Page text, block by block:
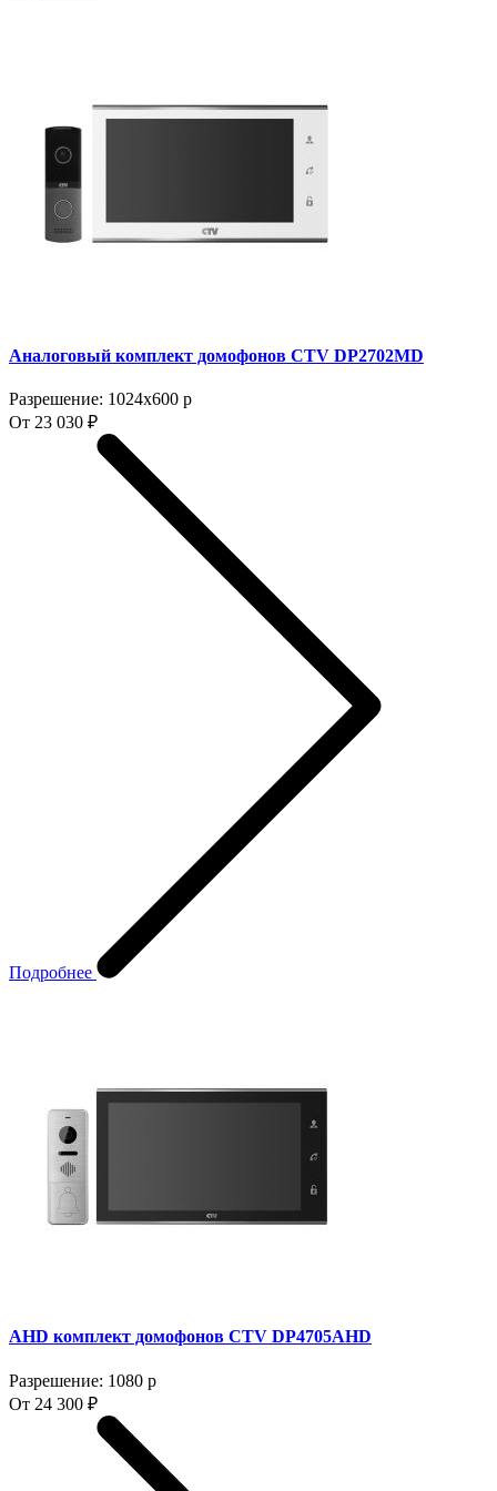
Аналоговый комплект домофонов CTV DP2702MD
Разрешение: 1024x600 p
От 23 030 ₽
Подробнее
AHD комплект домофонов CTV DP4705AHD
Разрешение: 1080 p
От 24 300 ₽